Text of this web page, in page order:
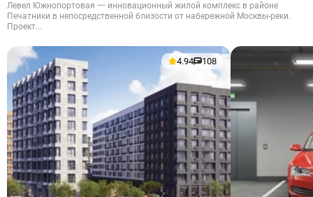
Левел Южнопортовая 一 инновационный жилой комплекс в районе
Печатники в непосредственной близости от набережной Москвы-реки.
Проект...
4.94 108